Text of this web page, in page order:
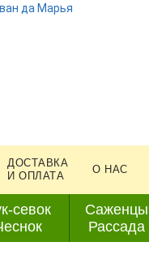
ДОСТАВКА
И ОПЛАТА
О НАС
севок
Саженцы
Рассада